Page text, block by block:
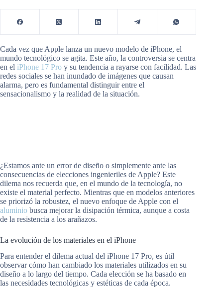
Cada vez que Apple lanza un nuevo modelo de iPhone, el
mundo tecnológico se agita. Este año, la controversia se centra
en el iPhone 17 Pro y su tendencia a rayarse con facilidad. Las
redes sociales se han inundado de imágenes que causan
alarma, pero es fundamental distinguir entre el
sensacionalismo y la realidad de la situación.
¿Estamos ante un error de diseño o simplemente ante las
consecuencias de elecciones ingenieriles de Apple? Este
dilema nos recuerda que, en el mundo de la tecnología, no
existe el material perfecto. Mientras que en modelos anteriores
se priorizó la robustez, el nuevo enfoque de Apple con el
aluminio busca mejorar la disipación térmica, aunque a costa
de la resistencia a los arañazos.
La evolución de los materiales en el iPhone
Para entender el dilema actual del iPhone 17 Pro, es útil
observar cómo han cambiado los materiales utilizados en su
diseño a lo largo del tiempo. Cada elección se ha basado en
las necesidades tecnológicas y estéticas de cada época.